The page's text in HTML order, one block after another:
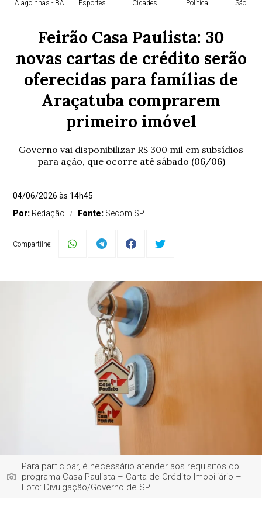
Alagoinhas - BA Esportes Cidades Política São
Feirão Casa Paulista: 30
novas cartas de crédito serão
oferecidas para famílias de
Araçatuba comprarem
primeiro imóvel
Governo vai disponibilizar R$ 300 mil em subsídios
para ação, que ocorre até sábado (06/06)
04/06/2026 às 14h45
Por: Redação Fonte: Secom SP
Compartilhe:
Para participar, é necessário atender aos requisitos do
programa Casa Paulista – Carta de Crédito Imobiliário –
Foto: Divulgação/Governo de SP